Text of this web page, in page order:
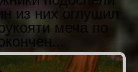
из них оглушил
меча по